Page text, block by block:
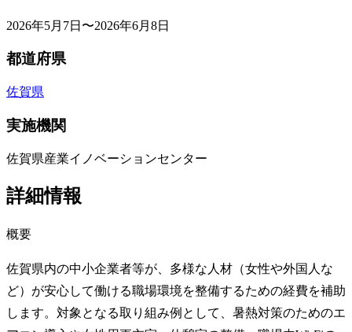
2026年5月7日〜2026年6月8日
都道府県
佐賀県
実施機関
佐賀県産業イノベーションセンター
詳細情報
概要
佐賀県内の中小企業者等が、多様な人材（女性や外国人な
ど）が安心して働ける職場環境を整備するための経費を補助
します。対象となる取り組み例として、暑熱対策のためのエ